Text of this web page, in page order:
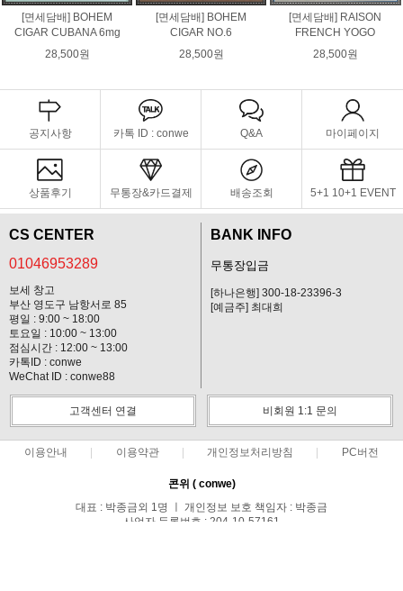
[면세담배] BOHEM
CIGAR CUBANA 6mg
28,500원
[면세담배] BOHEM
CIGAR NO.6
28,500원
[면세담배] RAISON
FRENCH YOGO
28,500원
공지사항 카톡 ID : conwe Q&A 마이페이지
상품후기 무통장&카드결제 배송조회 5+1 10+1 EVENT
CS CENTER
01046953289
보세 창고
부산 영도구 남항서로 85
평일 : 9:00 ~ 18:00
토요일 : 10:00 ~ 13:00
점심시간 : 12:00 ~ 13:00
카톡ID : conwe
WeChat ID : conwe88
BANK INFO
무통장입금
[하나은행] 300-18-23396-3
[예금주] 최대희
고객센터 연결 비회원 1:1 문의
이용안내 이용약관 개인정보처리방침 PC버전
콘위 ( conwe)
대표 : 박종금외 1명 ㅣ 개인정보 보호 책임자 : 박종금
사업자 등록번호 : 204-10-57161